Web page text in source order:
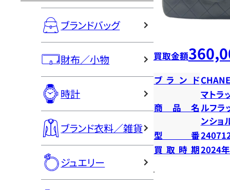
ブランドバッグ
財布／小物
時計
ブランド衣料／雑貨
ジュエリー
買取金額
ブランド
商品名
マトラ
ルフ
ンショ
型番
買取時期2024